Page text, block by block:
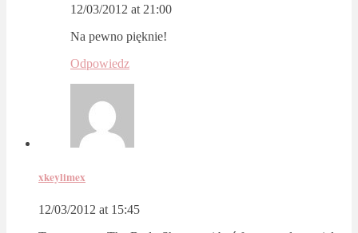
12/03/2012 at 21:00
Na pewno pięknie!
Odpowiedz
xkeylimex
12/03/2012 at 15:45